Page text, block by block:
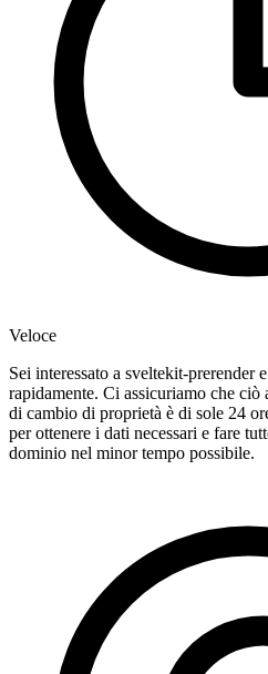
Veloce
Sei interessato a sveltekit-prerender
rapidamente. Ci assicuriamo che
di cambio di proprietà è di sole 24
per ottenere i dati necessari e fare
dominio nel minor tempo possibile.